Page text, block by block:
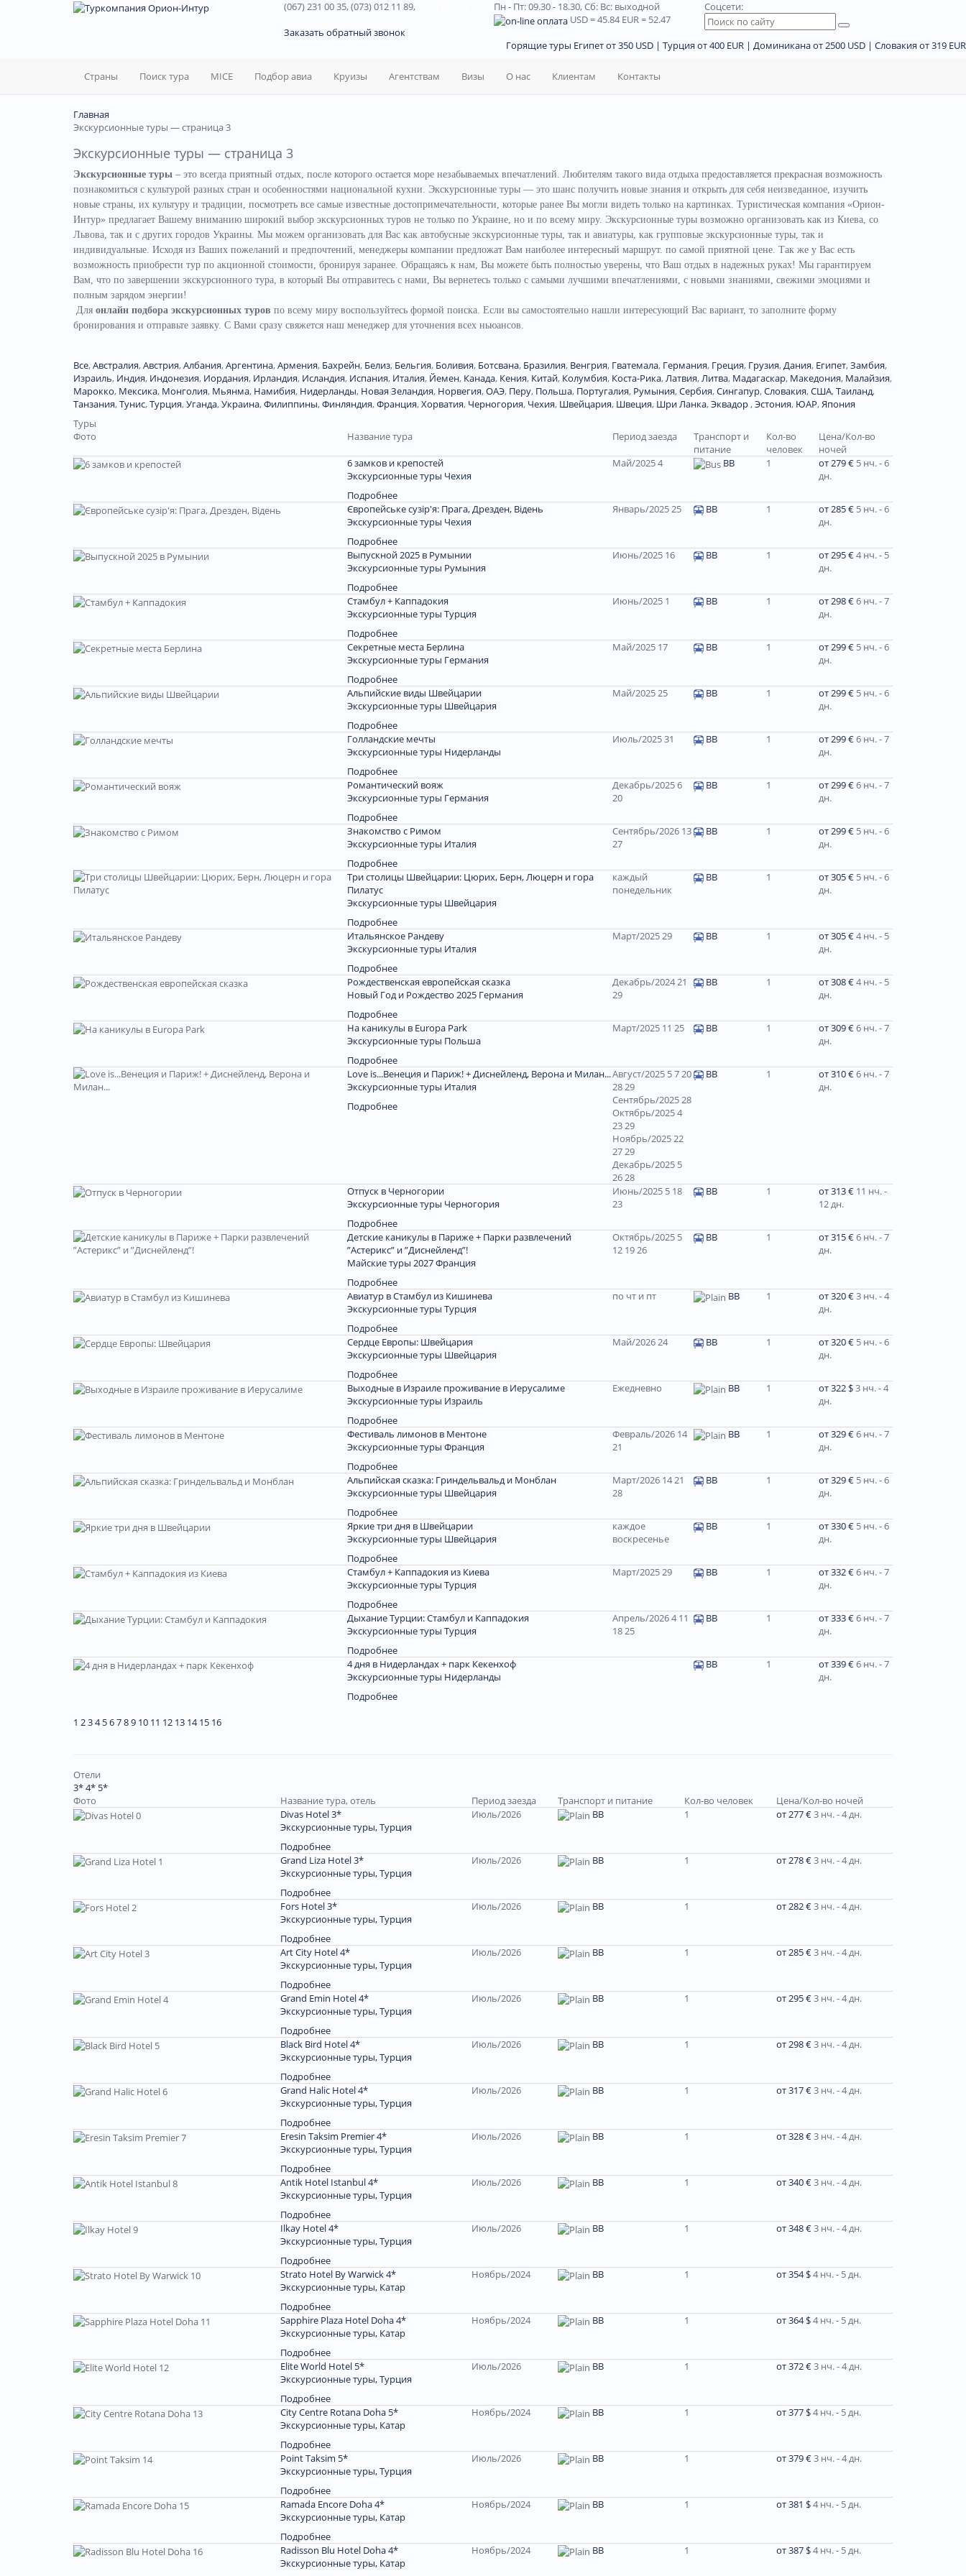
(067) 231 00 35, (073) 012 11 89,
Заказать обратный звонок
Пн - Пт: 09.30 - 18.30,Сб: Вс: выходной
USD= 45.84EUR= 52.47
Соцсети:
Горящие туры Египет от 350 USD | Турция от 400 EUR | Доминикана от 2500 USD | Словакия от 319 EUR
Страны Поиск тура MICE Подбор авиа Круизы Агентствам Визы О нас Клиентам Контакты
Главная
Экскурсионные туры — страница 3
Экскурсионные туры — страница 3
Экскурсионные туры – это всегда приятный отдых, после которого остается море незабываемых впечатлений. Любителям такого вида отдыха предоставляется прекрасная возможность
познакомиться с культурой разных стран и особенностями национальной кухни. Экскурсионные туры — это шанс получить новые знания и открыть для себя неизведанное, изучить
новые страны, их культуру и традиции, посмотреть все самые известные достопримечательности, которые ранее Вы могли видеть только на картинках. Туристическая компания «Орион-
Интур» предлагает Вашему вниманию широкий выбор экскурсионных туров не только по Украине, но и по всему миру. Экскурсионные туры возможно организовать как из Киева, со
Львова, так и с других городов Украины. Мы можем организовать для Вас как автобусные экскурсионные туры, так и авиатуры, как групповые экскурсионные туры, так и
индивидуальные. Исходя из Ваших пожеланий и предпочтений, менеджеры компании предложат Вам наиболее интересный маршрут. по самой приятной цене. Так же у Вас есть
возможность приобрести тур по акционной стоимости, бронируя заранее. Обращаясь к нам, Вы можете быть полностью уверены, что Ваш отдых в надежных руках! Мы гарантируем
Вам, что по завершении экскурсионного тура, в который Вы отправитесь с нами, Вы вернетесь только с самыми лучшими впечатлениями, с новыми знаниями, свежими эмоциями и
полным зарядом энергии!
Для онлайн подбора экскурсионных туров по всему миру воспользуйтесь формой поиска. Если вы самостоятельно нашли интересующий Вас вариант, то заполните форму
бронирования и отправьте заявку. С Вами сразу свяжется наш менеджер для уточнения всех ньюансов.
Все,Австралия,Австрия,Албания,Аргентина,Армения, Бахрейн, Белиз, Бельгия, Боливия, Ботсвана, Бразилия, Венгрия, Гватемала, Германия, Греция, Грузия,Дания, Египет,Замбия,
Израиль, Индия, Индонезия, Иордания, Ирландия, Исландия, Испания, Италия, Йемен, Канада, Кения, Китай, Колумбия, Коста-Рика,Латвия,Литва, Мадагаскар, Македония, Малайзия,
Марокко, Мексика, Монголия, Мьянма, Намибия, Нидерланды, Новая Зеландия, Норвегия,ОАЭ, Перу, Польша, Португалия, Румыния,Сербия,Сингапур,Словакия,США,Таиланд,
Танзания,Тунис,Турция,Уганда,Украина,Филиппины,Финляндия,Франция,Хорватия, Черногория, Чехия, Швейцария, Швеция, Шри Ланка,Эквадор,Эстония, ЮАР,Япония
Туры
Фото
Название тура Период заезда
Транспорт и
питание
Кол-во
человек
Цена/Кол-во
ночей
6 замков и крепостей
Экскурсионные туры Чехия
Подробнее
Май/2025 4 BB 1 от 279 € 5 нч. - 6
дн.
Європейське сузір'я: Прага, Дрезден, Відень
Экскурсионные туры Чехия
Подробнее
Январь/2025 25 BB 1 от 285 € 5 нч. - 6
дн.
Выпускной 2025 в Румынии
Экскурсионные туры Румыния
Подробнее
Июнь/2025 16 BB 1 от 295 €4 нч. - 5
дн.
Стамбул + Каппадокия
Экскурсионные туры Турция
Подробнее
Июнь/2025 1 BB 1 от 298 €6 нч. - 7
дн.
Секретные места Берлина
Экскурсионные туры Германия
Подробнее
Май/2025 17 BB 1 от 299 € 5 нч. - 6
дн.
Альпийские виды Швейцарии
Экскурсионные туры Швейцария
Подробнее
Май/2025 25 BB 1 от 299 € 5 нч. - 6
дн.
Голландские мечты
Экскурсионные туры Нидерланды
Подробнее
Июль/2025 31 BB 1 от 299 €6 нч. - 7
дн.
Романтический вояж
Экскурсионные туры Германия
Подробнее
Декабрь/2025 6
20
ВВ 1 от 299 €6 нч. - 7
дн.
Знакомство с Римом
Экскурсионные туры Италия
Подробнее
Сентябрь/2026 13
27
ВВ 1 от 299 € 5 нч. - 6
дн.
Три столицы Швейцарии: Цюрих, Берн, Люцерн и гора
Пилатус
Экскурсионные туры Швейцария
Подробнее
каждый
понедельник
ВВ 1 от 305 € 5 нч. - 6
дн.
Итальянское Рандеву
Экскурсионные туры Италия
Подробнее
Март/2025 29 BB 1 от 305 €4 нч. - 5
дн.
Рождественская европейская сказка
Новый Год и Рождество 2025 Германия
Подробнее
Декабрь/2024 21
29
BB 1 от 308 €4 нч. - 5
дн.
На каникулы в Europa Park
Экскурсионные туры Польша
Подробнее
Март/2025 11 25 BB 1 от 309 €6 нч. - 7
дн.
Love is...Венеция и Париж! + Диснейленд, Верона и Милан...
Экскурсионные туры Италия
Подробнее
Август/2025 5 7 20
28 29
Сентябрь/2025 28
Октябрь/2025 4
23 29
Ноябрь/2025 22
27 29
Декабрь/2025 5
26 28
ВВ 1 от 310 €6 нч. - 7
дн.
Отпуск в Черногории
Экскурсионные туры Черногория
Подробнее
Июнь/2025 5 18
23
ВВ 1 от 313 € 11 нч. -
12 дн.
Детские каникулы в Париже + Парки развлечений
”Астерикс” и ”Диснейленд”!
Майские туры 2027 Франция
Подробнее
Октябрь/2025 5
12 19 26
BB 1 от 315 €6 нч. - 7
дн.
Авиатур в Стамбул из Кишинева
Экскурсионные туры Турция
Подробнее
по чт и пт BB 1 от 320 €3 нч. - 4
дн.
Сердце Европы: Швейцария
Экскурсионные туры Швейцария
Подробнее
Май/2026 24 ВВ 1 от 320 € 5 нч. - 6
дн.
Выходные в Израиле проживание в Иерусалиме
Экскурсионные туры Израиль
Подробнее
Ежедневно BB 1 от 322 $3 нч. - 4
дн.
Фестиваль лимонов в Ментоне
Экскурсионные туры Франция
Подробнее
Февраль/2026 14
21
BB 1 от 329 €6 нч. - 7
дн.
Альпийская сказка: Гриндельвальд и Монблан
Экскурсионные туры Швейцария
Подробнее
Март/2026 14 21
28
BB 1 от 329 € 5 нч. - 6
дн.
Яркие три дня в Швейцарии
Экскурсионные туры Швейцария
Подробнее
каждое
воскресенье
BB 1 от 330 € 5 нч. - 6
дн.
Стамбул + Каппадокия из Киева
Экскурсионные туры Турция
Подробнее
Март/2025 29 ВВ 1 от 332 €6 нч. - 7
дн.
Дыхание Турции: Стамбул и Каппадокия
Экскурсионные туры Турция
Подробнее
Апрель/2026 4 11
18 25
ВВ 1 от 333 €6 нч. - 7
дн.
4 дня в Нидерландах + парк Кекенхоф
Экскурсионные туры Нидерланды
Подробнее
BB 1 от 339 €6 нч. - 7
дн.
1 234 56789 10 11 12 13 14 15 16
Отели
3*4* 5*
Фото
Название тура, отель Период заезда Транспорт и питание Кол-во человек
Цена/Кол-во ночей
Divas Hotel 3*
Экскурсионные туры, Турция
Подробнее
Июль/2026 BB 1 от 277 €3 нч. - 4 дн.
Grand Liza Hotel 3*
Экскурсионные туры, Турция
Подробнее
Июль/2026 BB 1 от 278 €3 нч. - 4 дн.
Fors Hotel 3*
Экскурсионные туры, Турция
Подробнее
Июль/2026 BB 1 от 282 €3 нч. - 4 дн.
Art City Hotel 4*
Экскурсионные туры, Турция
Подробнее
Июль/2026 BB 1 от 285 €3 нч. - 4 дн.
Grand Emin Hotel 4*
Экскурсионные туры, Турция
Подробнее
Июль/2026 BB 1 от 295 €3 нч. - 4 дн.
Black Bird Hotel 4*
Экскурсионные туры, Турция
Подробнее
Июль/2026 BB 1 от 298 €3 нч. - 4 дн.
Grand Halic Hotel 4*
Экскурсионные туры, Турция
Подробнее
Июль/2026 BB 1 от 317 €3 нч. - 4 дн.
Eresin Taksim Premier 4*
Экскурсионные туры, Турция
Подробнее
Июль/2026 BB 1 от 328 €3 нч. - 4 дн.
Antik Hotel Istanbul 4*
Экскурсионные туры, Турция
Подробнее
Июль/2026 BB 1 от 340 €3 нч. - 4 дн.
Ilkay Hotel 4*
Экскурсионные туры, Турция
Подробнее
Июль/2026 ВВ 1 от 348 €3 нч. - 4 дн.
Strato Hotel By Warwick 4*
Экскурсионные туры, Катар
Подробнее
Ноябрь/2024 BB 1 от 354 $4 нч. - 5 дн.
Sapphire Plaza Hotel Doha 4*
Экскурсионные туры, Катар
Подробнее
Ноябрь/2024 BB 1 от 364 $4 нч. - 5 дн.
Elite World Hotel 5*
Экскурсионные туры, Турция
Подробнее
Июль/2026 BB 1 от 372 €3 нч. - 4 дн.
City Centre Rotana Doha 5*
Экскурсионные туры, Катар
Подробнее
Ноябрь/2024 BB 1 от 377 $4 нч. - 5 дн.
Point Taksim 5*
Экскурсионные туры, Турция
Подробнее
Июль/2026 ВВ 1 от 379 €3 нч. - 4 дн.
Ramada Encore Doha 4*
Экскурсионные туры, Катар
Подробнее
Ноябрь/2024 BB 1 от 381 $4 нч. - 5 дн.
Radisson Blu Hotel Doha 4*
Экскурсионные туры, Катар
Ноябрь/2024 BB 1 от 387 $4 нч. - 5 дн.